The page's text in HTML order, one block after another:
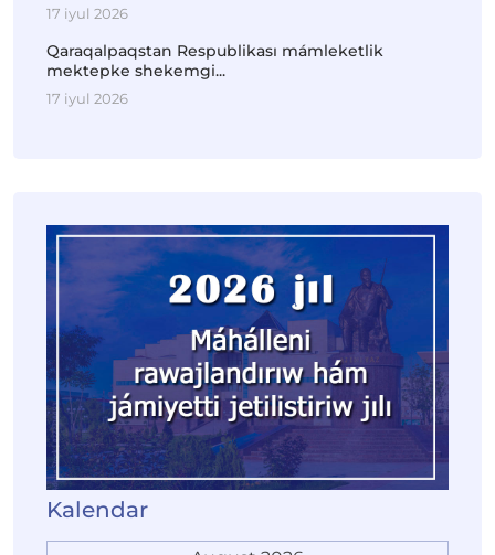
17 iyul 2026
Qaraqalpaqstan Respublikası mámleketlik
mektepke shekemgi...
17 iyul 2026
Kalendar